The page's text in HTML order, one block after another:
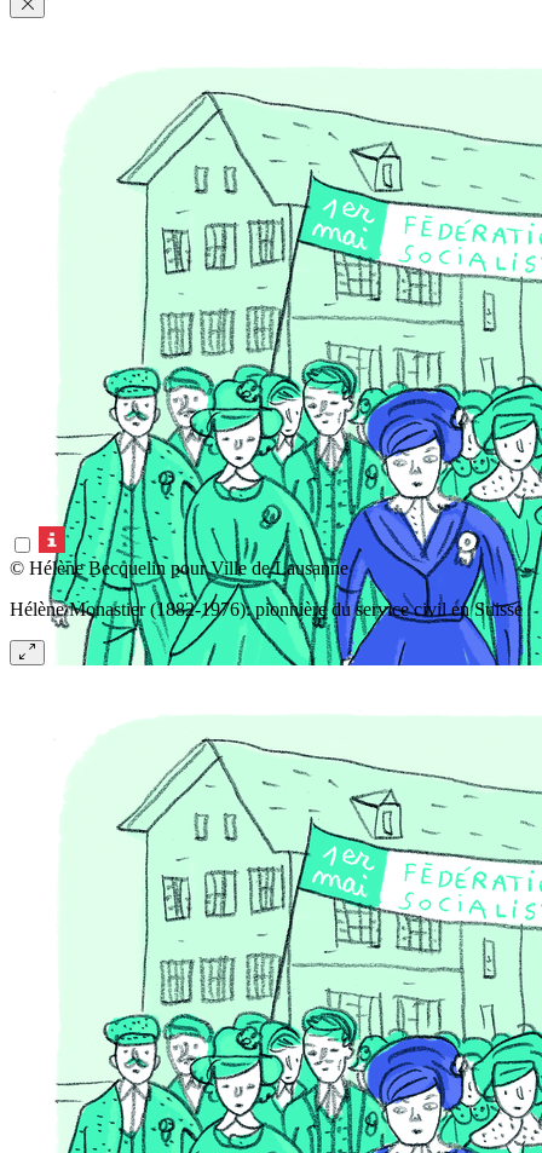
© Hélène Becquelin pour Ville de Lausanne
Hélène Monastier (1882-1976): pionnière du service civil en Suisse